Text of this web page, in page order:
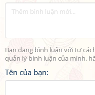
Bạn đang bình luận với tư
quản lý bình luận của mình,
Tên của bạn: